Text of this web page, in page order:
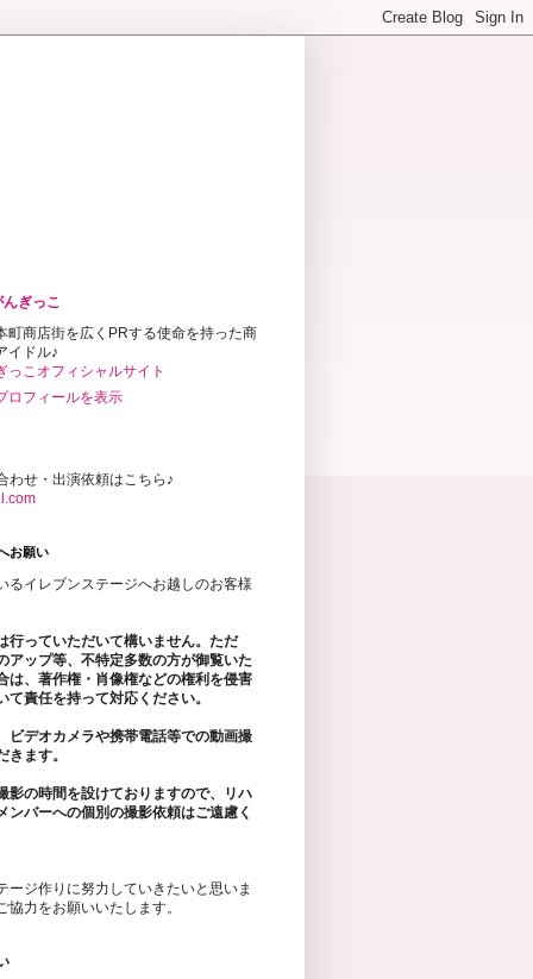
んぎっこ
町商店街を広くPRする使命を持った商
イドル♪
っこオフィシャルサイト
ロフィールを表示
わせ・出演依頼はこちら♪
お願い
るイレブンステージへお越しのお客様
行っていただいて構いません。ただ
アップ等、不特定多数の方が御覧いた
は、著作権・肖像権などの権利を侵害
責任を持って対応ください。
ビデオカメラや携帯電話等での動画撮
ます。
影の時間を設けておりますので、リハ
ンバーへの個別の撮影依頼はご遠慮く
ージ作りに努力していきたいと思いま
力をお願いいたします。